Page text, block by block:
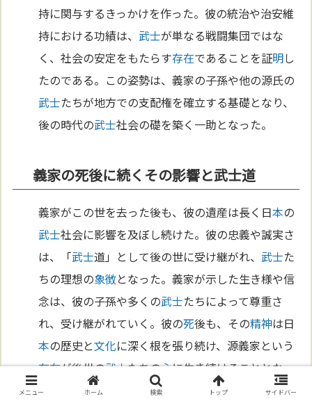
持に関与するきっかけを作った。彼の統治や治安維
持における功績は、 武士が単なる戦闘集団ではな
く、社会の安定をもたらす存在であることを証明し
たのである。この姿勢は、義家の子孫や他の源氏の
武士たちが地方での支配権を確立する基礎となり、
後の時代の武士社会の礎を築く一助となった。
義家の死後に続くその影響と武士道
義家がこの世を去った後も、彼の遺産は長く日本の
武士社会に影響を及ぼし続けた。彼の忠義や誠実さ
は、「武士道」として後の世に受け継がれ、 武士た
ちの理想の象徴となった。義家が示した生き様や信
念は、彼の子孫や多くの武士たちによって尊重さ
れ、受け継がれていく。彼の死後も、その精神は日
本の歴史と文化に深く根を張り続け、源義家という
存在が後世の武士たちの心に生き続けることとなっ
たのである。
メニュー ホーム 検索 トップ サイドバー